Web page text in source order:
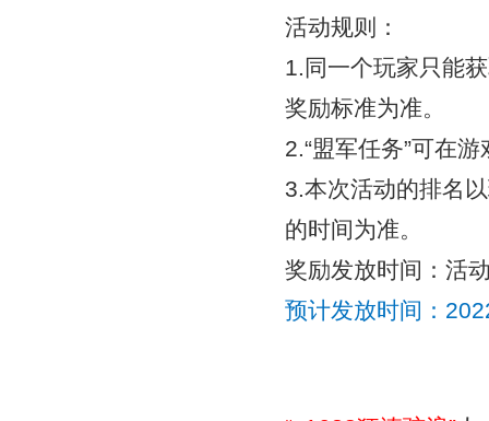
活动规则：
1.同一个玩家只能
奖励标准为准。
2.“盟军任务”可在
3.本次活动的排名
的时间为准。
奖励发放时间：活
预计发放时间：